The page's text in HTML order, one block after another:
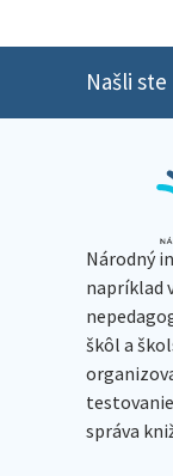
Našli
Národný
napríklad
škôl a
správa